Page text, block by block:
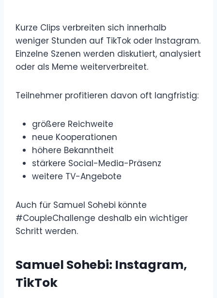
Kurze Clips verbreiten sich innerhalb
weniger Stunden auf TikTok oder Instagram.
Einzelne Szenen werden diskutiert, analysiert
oder als Meme weiterverbreitet.
Teilnehmer profitieren davon oft langfristig:
größere Reichweite
neue Kooperationen
höhere Bekanntheit
stärkere Social-Media-Präsenz
weitere TV-Angebote
Auch für Samuel Sohebi könnte
#CoupleChallenge deshalb ein wichtiger
Schritt werden.
Samuel Sohebi: Instagram,
TikTok